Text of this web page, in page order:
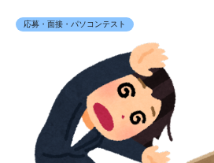
応募・面接・パソコンテスト